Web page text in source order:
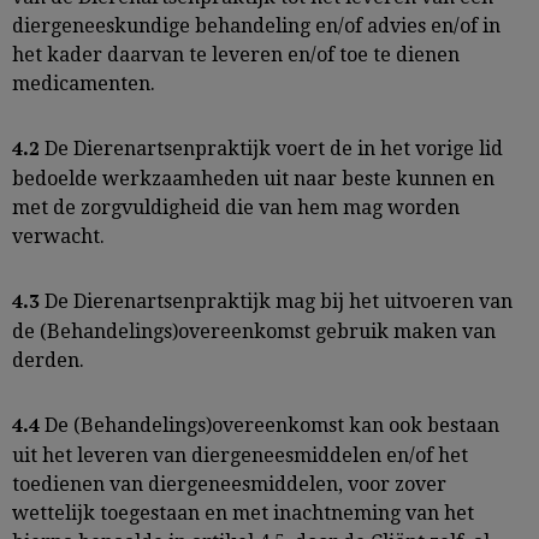
diergeneeskundige behandeling en/of advies en/of in
het kader daarvan te leveren en/of toe te dienen
medicamenten.
4.2 De Dierenartsenpraktijk voert de in het vorige lid
bedoelde werkzaamheden uit naar beste kunnen en
met de zorgvuldigheid die van hem mag worden
verwacht.
4.3 De Dierenartsenpraktijk mag bij het uitvoeren van
de (Behandelings)overeenkomst gebruik maken van
derden.
4.4 De (Behandelings)overeenkomst kan ook bestaan
uit het leveren van diergeneesmiddelen en/of het
toedienen van diergeneesmiddelen, voor zover
wettelijk toegestaan en met inachtneming van het